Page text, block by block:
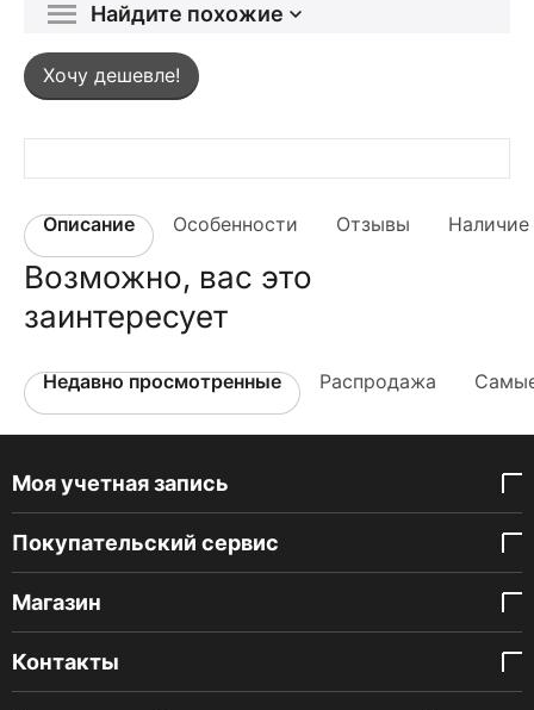
Найдите похожие
Хочу дешевле!
Описание Особенности Отзывы Наличие
Возможно, вас это
заинтересует
Недавно просмотренные Распродажа
Моя учетная запись
Покупательский сервис
Магазин
Контакты